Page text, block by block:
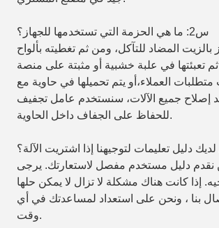
س2: ما هي الحزمة التي تستخدمها للجهاز؟
بالزيت المضاد للتآكل، ومن ثم تغطيته بألواح
تعبئتها في علبة خشبية أو مثبتة على منصة
العملاء،أو يتم تحميلها في حاوية مع
إصلاح جميع الآلات، سنستخدم عامل تجفيف
للحفاظ على الجفاف داخل الحاوية.
نقدم دليل مستخدم مفصل لاستعارتك. يرجى
إذا كانت هناك مشكلة لا تزال لا يمكن حلها
بنا ، ونحن على استعداد لمساعدتك في أي
وقت.